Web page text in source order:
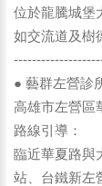
位於龍騰城堡
如交流道及樹
● 藝群左營診
高雄市左營區
路線引導：
臨近華夏路與
站、台鐵新左